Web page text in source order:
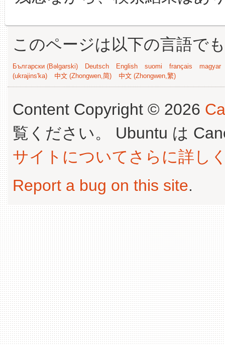
このページは以下の言語で
Български (Bəlgarski) Deutsch English suomi français
magyar
(ukrajins'ka)
中文 (Zhongwen,简) 中文 (Zhongwen,繁)
Content Copyright © 2026
覧ください。 Ubuntu は
サイトについてさらに詳し
Report a bug on this site.